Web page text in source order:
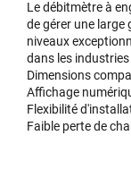
Le débitmètre à
de gérer une large
niveaux
dans les
Dimensions
Affichage
Flexibilité
Faible perte de